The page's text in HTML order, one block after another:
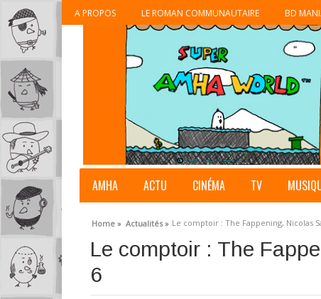
A PROPOS LE ROMAN COMMUNAUTAIRE BD
AMHA ACTU CINÉMA TV
Home » Actualités » Le comptoir : The Fappening, Nicolas
Le comptoir : The
6